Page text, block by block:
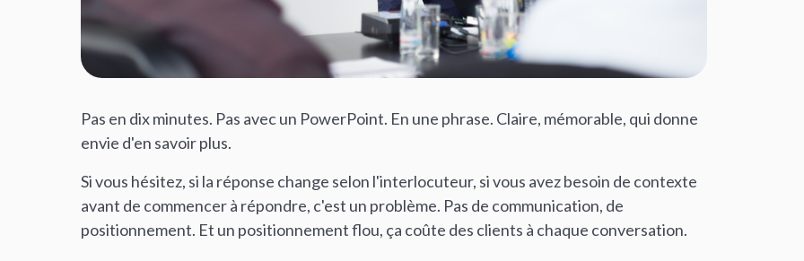
Pas en dix minutes. Pas avec un PowerPoint. En une phrase. Claire, mémorable, qui donne
envie d'en savoir plus.
Si vous hésitez, si la réponse change selon l'interlocuteur, si vous avez besoin de contexte
avant de commencer à répondre, c'est un problème. Pas de communication, de
positionnement. Et un positionnement flou, ça coûte des clients à chaque conversation.